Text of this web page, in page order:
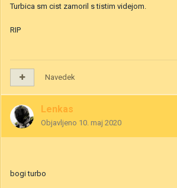
Turbica sm cist zamoril s tistim videjom.
RIP
Navedek
Lenkas
Objavljeno 10. maj 2020
bogi turbo